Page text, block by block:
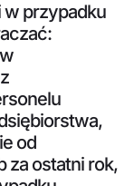
przypadku
od
za ostatni rok,